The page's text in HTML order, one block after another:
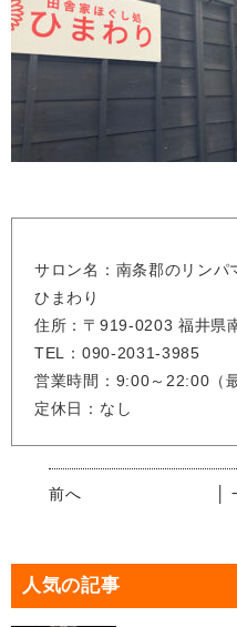
サロン名：南条郡のリン
ひまわり
住所：〒919-0203 福井県
TEL：090-2031-3985
営業時間：9:00～22:00（
定休日：なし
前へ │
人気の記事